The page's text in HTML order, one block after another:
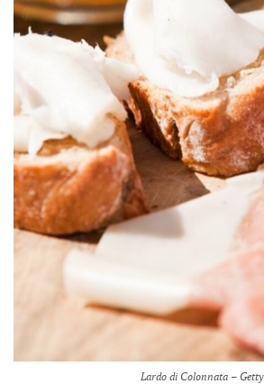
Lardo di Colonnata – Getty